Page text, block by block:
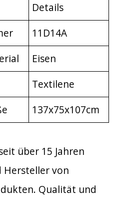
Details
11D14A
Eisen
Textilene
137x75x107cm
über 15 Jahren
Hersteller von
Qualität und